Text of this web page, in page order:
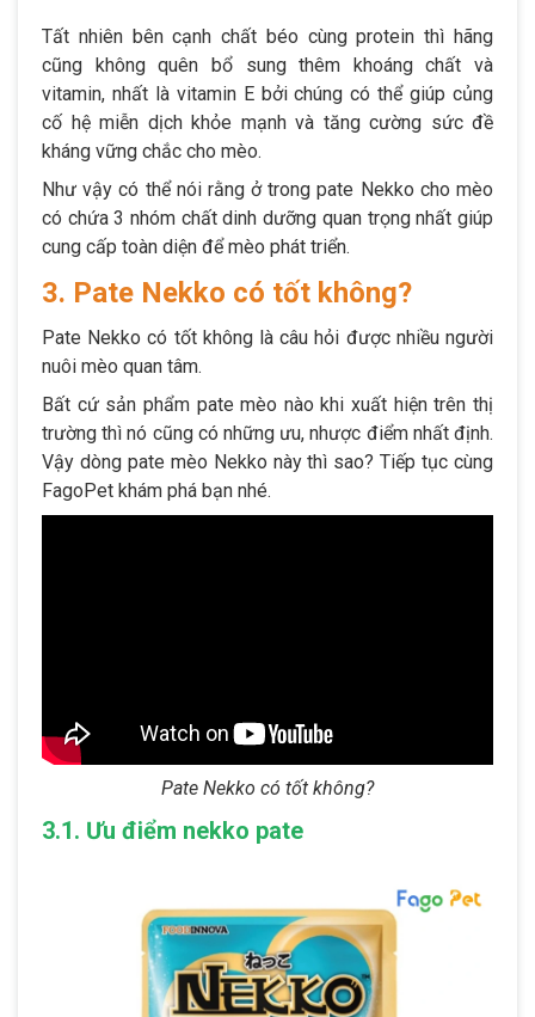
Tất nhiên bên cạnh chất béo cùng protein thì hãng
cũng không quên bổ sung thêm khoáng chất và
vitamin, nhất là vitamin E bởi chúng có thể giúp củng
cố hệ miễn dịch khỏe mạnh và tăng cường sức đề
kháng vững chắc cho mèo.
Như vậy có thể nói rằng ở trong pate Nekko cho mèo
có chứa 3 nhóm chất dinh dưỡng quan trọng nhất giúp
cung cấp toàn diện để mèo phát triển.
3. Pate Nekko có tốt không?
Pate Nekko có tốt không là câu hỏi được nhiều người
nuôi mèo quan tâm.
Bất cứ sản phẩm pate mèo nào khi xuất hiện trên thị
trường thì nó cũng có những ưu, nhược điểm nhất định.
Vậy dòng pate mèo Nekko này thì sao? Tiếp tục cùng
FagoPet khám phá bạn nhé.
Pate Nekko có tốt không?
3.1. Ưu điểm nekko pate